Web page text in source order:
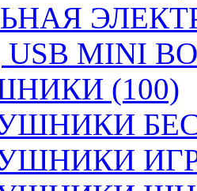
USB MINI
(100)